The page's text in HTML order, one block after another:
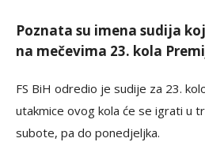
Poznata su imena sudija
na mečevima 23. kola
FS BiH odredio je sudije za 23.
utakmice ovog kola će se igrati u
subote, pa do ponedjeljka.